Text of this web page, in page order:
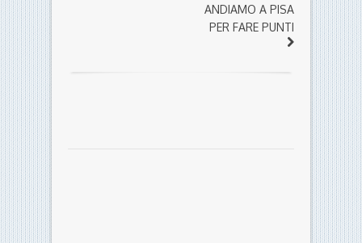
ANDIAMO A PISA
PER FARE PUNTI